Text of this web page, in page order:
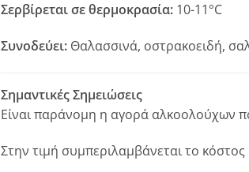
Σερβίρεται σε θερμοκρασία:10-11°C
Συνοδεύει:Θαλασσινά, οστρακοειδή,
Σημαντικές Σημειώσεις
Είναι παράνομη η αγορά αλκοολούχων
Στην τιμή συμπεριλαμβάνεται το